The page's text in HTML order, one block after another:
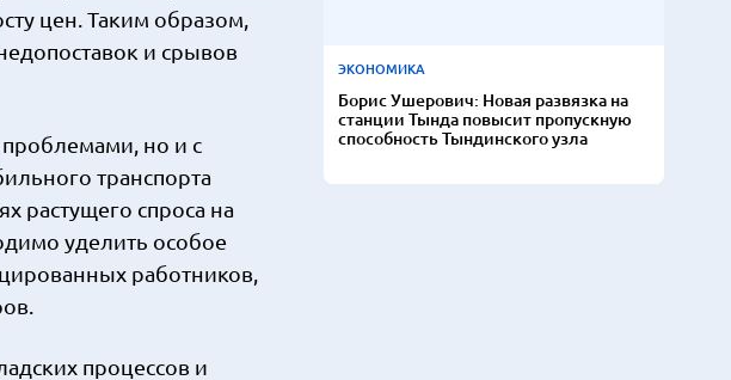
цен. Таким образом,
и срывов
проблемами, но и с
транспорта
растущего спроса на
уделить особое
работников,
процессов и
ЭКОНОМИКА
Борис Ушерович: Новая развязка на
станции Тында повысит пропускную
способность Тындинского узла